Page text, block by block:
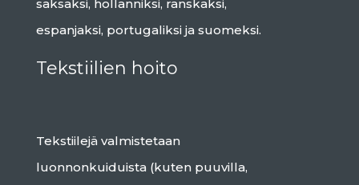
saksaksi, hollanniksi, ranskaksi,
espanjaksi, portugaliksi ja suomeksi.
Tekstiilien hoito
Tekstiilejä valmistetaan
luonnonkuiduista (kuten puuvilla,